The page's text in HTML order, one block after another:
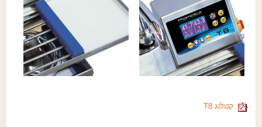
קטלוג T8